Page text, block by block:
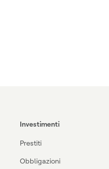
Investimenti
Prestiti
Obbligazioni